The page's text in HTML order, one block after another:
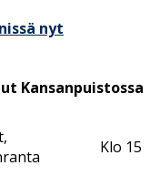
nyt
Kansanpuistossa
Klo 15